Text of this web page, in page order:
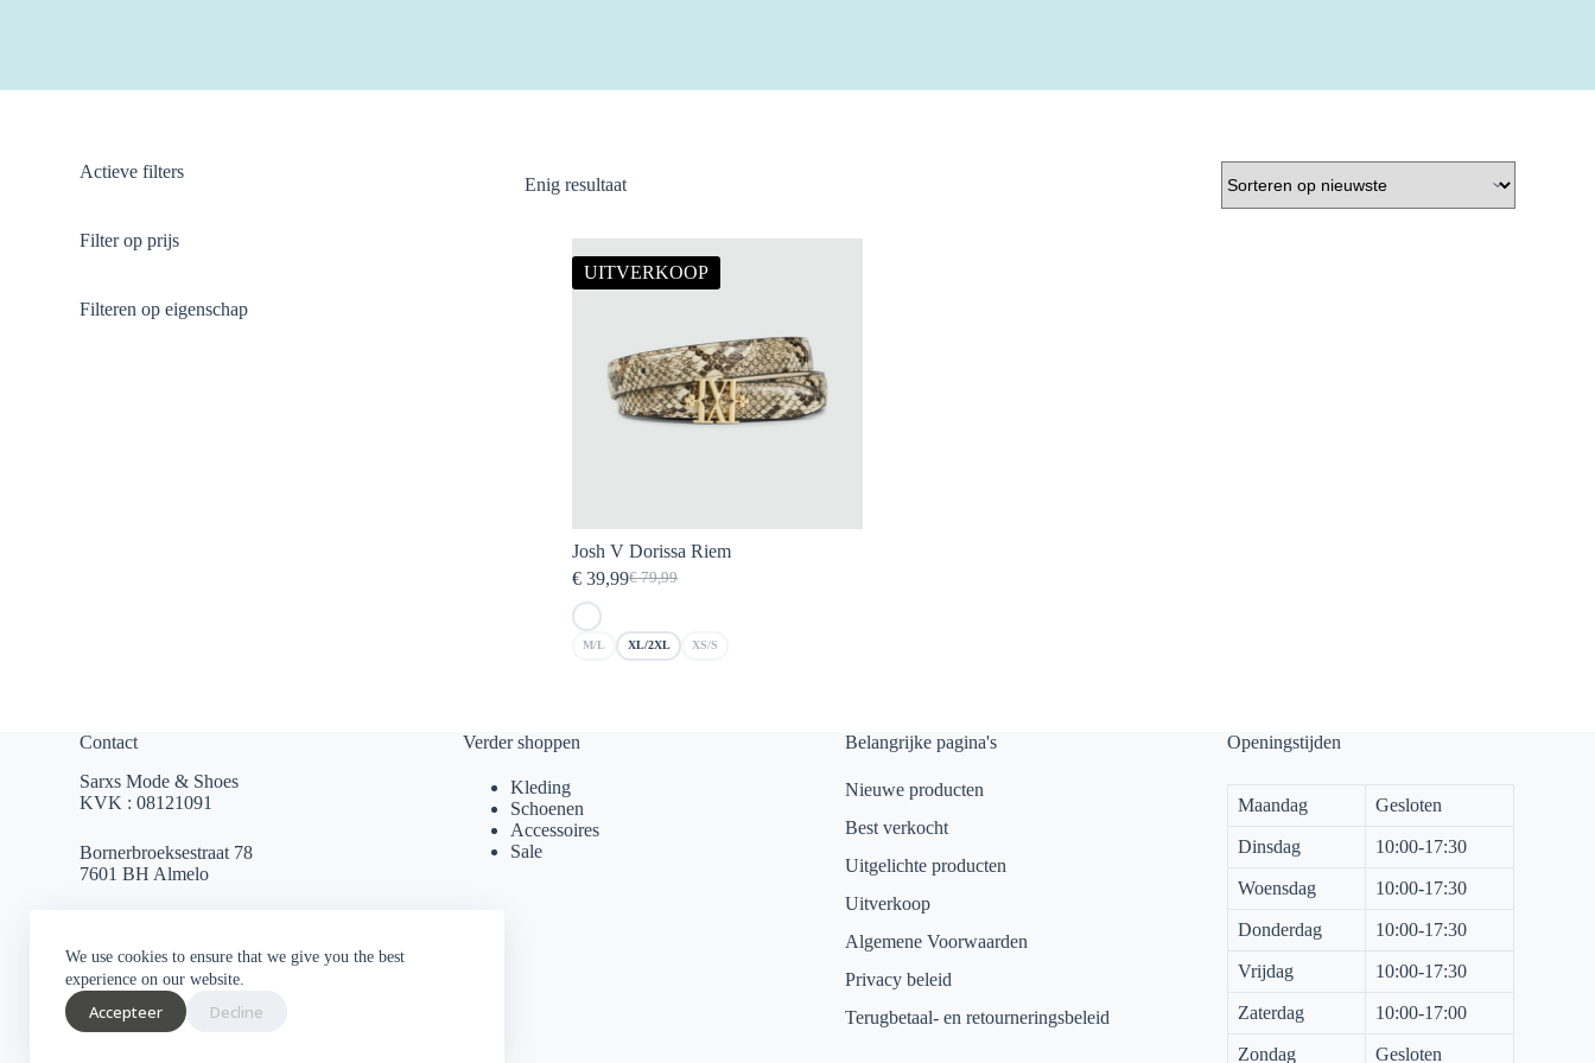
We use cookies to ensure that we give you the best
experience on our website.
Accepteer Decline
Enig resultaat
UITVERKOOP
Josh V Dorissa Riem
€79,99
Oorspronkelijke
was:
€ 79,99.
€ 39,99Huidige
is:
€ 39,99.
M/L XL/2XL XS/S
Actieve filters
Filter op prijs
Filteren op eigenschap
Contact
Sarxs Mode & Shoes
KVK : 08121091
Bornerbroeksestraat 78
7601 BH Almelo
0546 812 230
Socials
Verder shoppen
Kleding
Schoenen
Accessoires
Sale
Belangrijke pagina's
Nieuwe producten
Best verkocht
Uitgelichte producten
Uitverkoop
Algemene Voorwaarden
Privacy beleid
Terugbetaal- en retourneringsbeleid
Openingstijden
Maandag Gesloten
Dinsdag 10:00-17:30
Woensdag 10:00-17:30
Donderdag 10:00-17:30
Vrijdag 10:00-17:30
Zaterdag 10:00-17:00
Zondag Gesloten